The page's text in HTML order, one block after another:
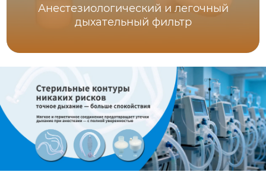
Анестезиологический и легочный
дыхательный фильтр